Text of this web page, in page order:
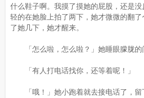
什么鞋子啊。我摸了摸她的屁股，还是
轻的在她脸上拍了两下，她才微微的翻
了她几下，她才醒来。
「怎么啦，怎么啦？」她睡眼朦胧的
「有人打电话找你，还等着呢！」
「哦！」她小跑着就去接电话了，留